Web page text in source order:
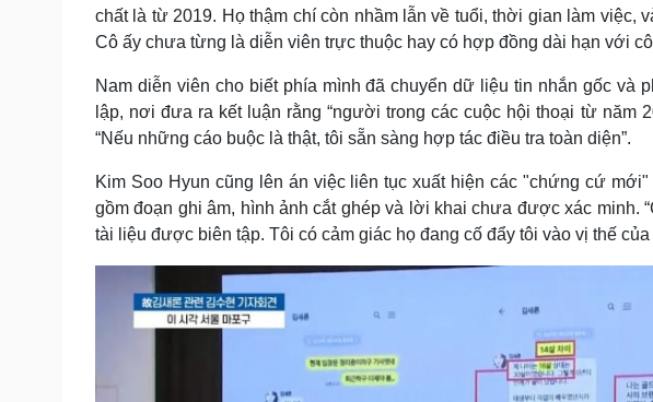
chất là từ 2019. Họ thậm chí còn nhầm lẫn về tuổi, thời gian làm việc,
Cô ấy chưa từng là diễn viên trực thuộc hay có hợp đồng dài hạn với
Nam diễn viên cho biết phía mình đã chuyển dữ liệu tin nhắn gốc và
lập, nơi đưa ra kết luận rằng “người trong các cuộc hội thoại từ năm
“Nếu những cáo buộc là thật, tôi sẵn sàng hợp tác điều tra toàn diện”.
Kim Soo Hyun cũng lên án việc liên tục xuất hiện các "chứng cứ
gồm đoạn ghi âm, hình ảnh cắt ghép và lời khai chưa được xác minh.
tài liệu được biên tập. Tôi có cảm giác họ đang cố đẩy tôi vào vị thế